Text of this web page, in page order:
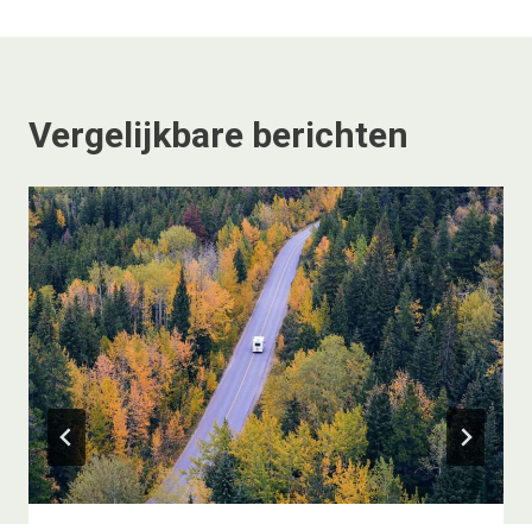
Vergelijkbare berichten